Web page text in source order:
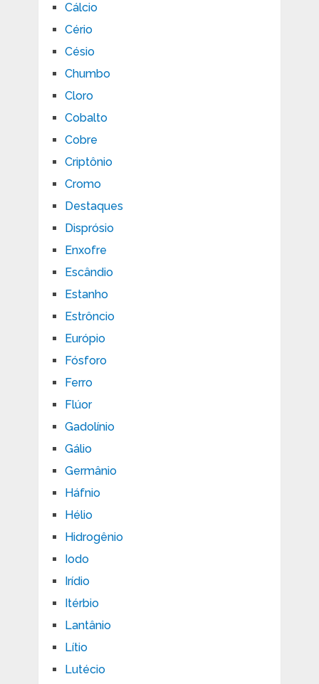
Cálcio
Cério
Césio
Chumbo
Cloro
Cobalto
Cobre
Criptônio
Cromo
Destaques
Disprósio
Enxofre
Escândio
Estanho
Estrôncio
Európio
Fósforo
Ferro
Flúor
Gadolínio
Gálio
Germânio
Háfnio
Hélio
Hidrogênio
Iodo
Irídio
Itérbio
Lantânio
Lítio
Lutécio